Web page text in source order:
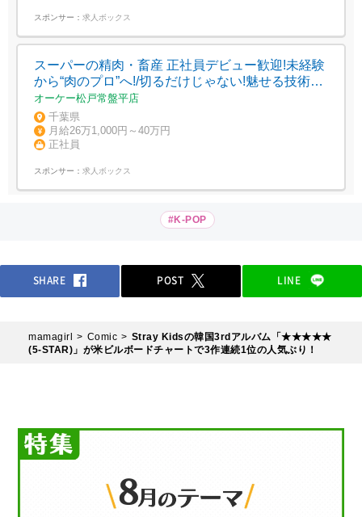
スポンサー： 求人ボックス
スーパーの精肉・畜産 正社員デビュー歓迎!未経験
から“肉のプロ”へ!/切るだけじゃない!魅せる技術も
身につく
オーケー松戸常盤平店
千葉県
月給26万1,000円～40万円
正社員
スポンサー： 求人ボックス
#K-POP
SHARE POST LINE
mamagirl Comic
Stray Kidsの韓国3rdアルバム「★★★★★
(5-STAR)」が米ビルボードチャートで3作連続1位の人気ぶり！